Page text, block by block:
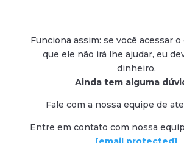
Funciona assim: se você acessar
que ele não irá lhe ajudar, eu
dinheiro.
Ainda tem alguma
Fale com a nossa equipe de
Entre em contato com nossa